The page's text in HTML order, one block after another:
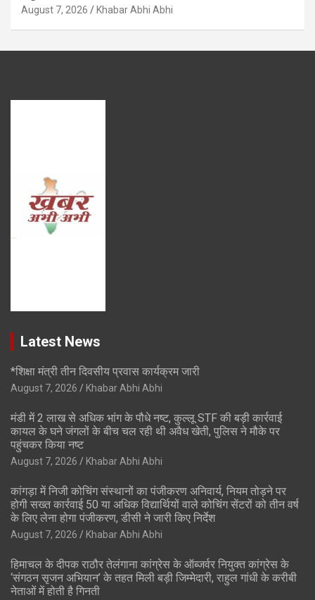
August 7, 2026 Khabar Abhi Abhi
Latest News
*शिक्षा मंत्री तीन दिवसीय प्रवास कार्यक्रम जारी
August 7, 2026 Khabar Abhi Abhi
मंडी में 2 लाख से अधिक भांग के पौधे नष्ट, कुल्लू STF की बड़ी कार्रवाई
कायल के घने जंगलों के बीच चल रही थी अवैध खेती, पुलिस ने मौके पर
पहुंचकर किया नष्ट
August 7, 2026 Khabar Abhi Abhi
कांगड़ा में निजी कोचिंग संस्थानों का पंजीकरण अनिवार्य, नियम तोड़ने पर
होगी सख्त कार्रवाई 50 या अधिक विद्यार्थियों वाले कोचिंग सेंटरों को तीन वर्ष
के लिए लेना होगा पंजीकरण, डीसी ने जारी किए निर्देश
August 7, 2026 Khabar Abhi Abhi
हिमाचल के दीपक राठौर तेलंगाना कांग्रेस के ऑब्जर्वर नियुक्त कांग्रेस के
‘संगठन सृजन अभियान’ के तहत मिली बड़ी जिम्मेदारी, राहुल गांधी के करीबी
नेताओं में होती है गिनती